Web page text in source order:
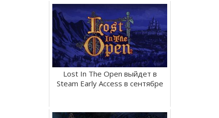
Lost In The Open выйдет в
Steam Early Access в сентябре